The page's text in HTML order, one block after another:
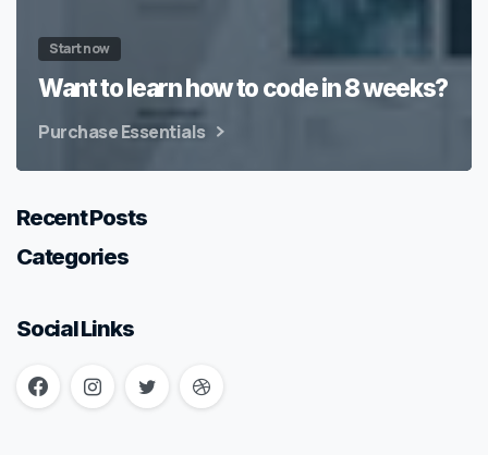
Start now
Want to learn how to code in 8 weeks?
Purchase Essentials
Recent Posts
Categories
Social Links